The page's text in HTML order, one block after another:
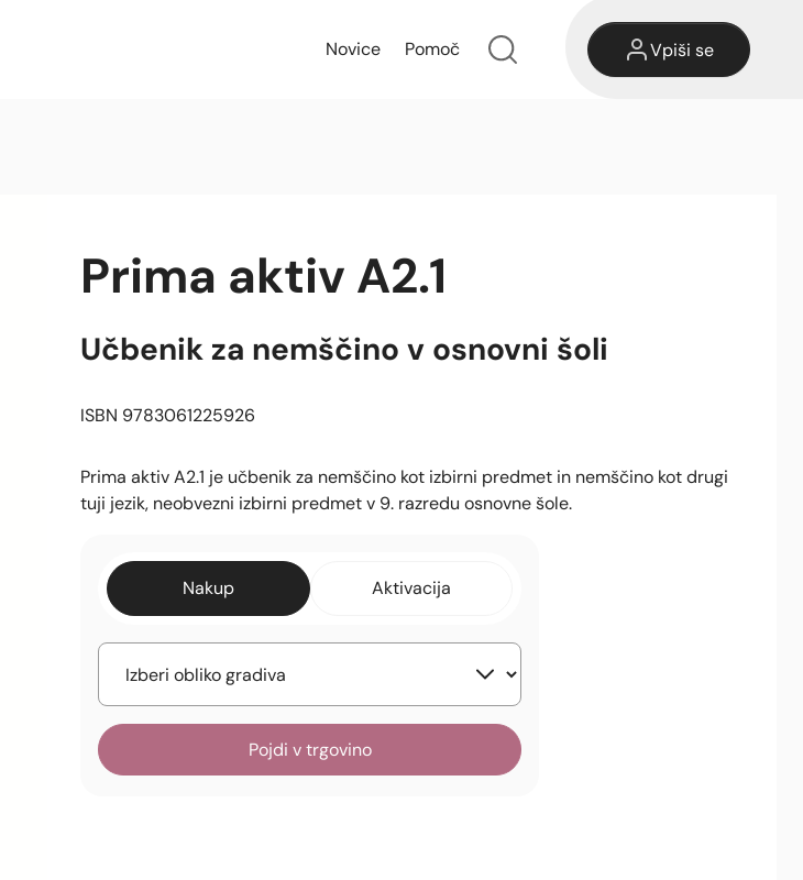
Novice Pomoč Vpiši se
Prima aktiv A2.1
Učbenik za nemščino v osnovni šoli
ISBN 9783061225926
Prima aktiv A2.1 je učbenik za nemščino kot izbirni predmet in nemščino kot drugi
tuji jezik, neobvezni izbirni predmet v 9. razredu osnovne šole.
Nakup Aktivacija
Pojdi v trgovino